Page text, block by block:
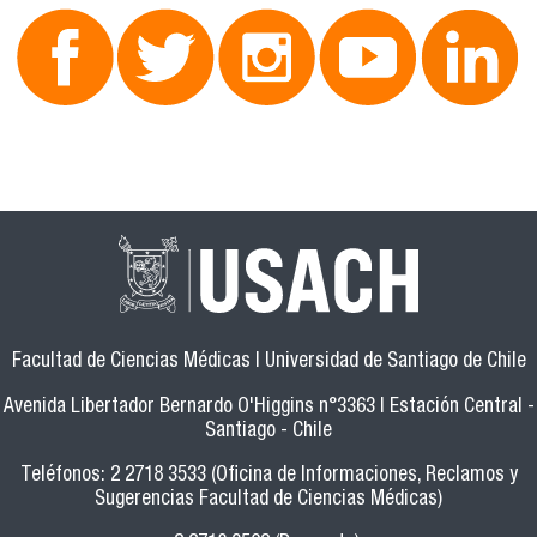
Facultad de Ciencias Médicas | Universidad de Santiago de Chile
Avenida Libertador Bernardo O'Higgins n°3363 | Estación Central -
Santiago - Chile
Teléfonos: 2 2718 3533 (Oficina de Informaciones, Reclamos y
Sugerencias Facultad de Ciencias Médicas)